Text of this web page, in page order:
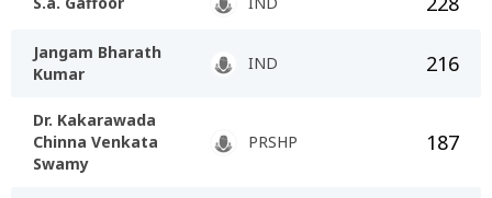
Jangam Bharath
Kumar
IND 216
Dr. Kakarawada
Chinna Venkata
Swamy
PRSHP 187